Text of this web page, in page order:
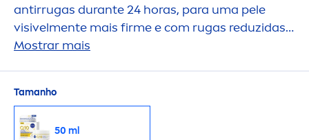
antirrugas durante 24 horas, para uma pele
visivelmente mais firme e com rugas reduzidas
em 7 dias.
Mostrar mais
Tamanho
50 ml